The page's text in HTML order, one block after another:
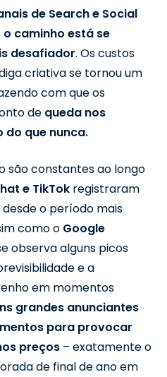
de Search e Social
caminho está se
desafiador. Os custos
criativa se tornou um
com que os
de queda nos
do que nunca.
são constantes ao longo
e TikTok registraram
o período mais
como o Google
observa alguns picos
e a
em momentos
grandes anunciantes
para provocar
preços – exatamente o
de final de ano em